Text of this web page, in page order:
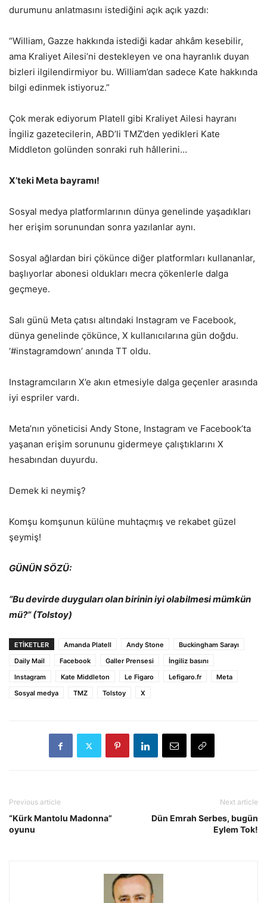
durumunu anlatmasını istediğini açık açık yazdı:
“William, Gazze hakkında istediği kadar ahkâm kesebilir,
ama Kraliyet Ailesi’ni destekleyen ve ona hayranlık duyan
bizleri ilgilendirmiyor bu. William’dan sadece Kate hakkında
bilgi edinmek istiyoruz.”
Çok merak ediyorum Platell gibi Kraliyet Ailesi hayranı
İngiliz gazetecilerin, ABD’li TMZ’den yedikleri Kate
Middleton golünden sonraki ruh hâllerini…
X’teki Meta bayramı!
Sosyal medya platformlarının dünya genelinde yaşadıkları
her erişim sorunundan sonra yazılanlar aynı.
Sosyal ağlardan biri çökünce diğer platformları kullananlar,
başlıyorlar abonesi oldukları mecra çökenlerle dalga
geçmeye.
Salı günü Meta çatısı altındaki Instagram ve Facebook,
dünya genelinde çökünce, X kullanıcılarına gün doğdu.
‘#instagramdown’ anında TT oldu.
Instagramcıların X’e akın etmesiyle dalga geçenler arasında
iyi espriler vardı.
Meta’nın yöneticisi Andy Stone, Instagram ve Facebook’ta
yaşanan erişim sorununu gidermeye çalıştıklarını X
hesabından duyurdu.
Demek ki neymiş?
Komşu komşunun külüne muhtaçmış ve rekabet güzel
şeymiş!
GÜNÜN SÖZÜ:
“Bu devirde duyguları olan birinin iyi olabilmesi mümkün
mü?” (Tolstoy)
ETİKETLER Amanda Platell Andy Stone
Buckingham Sarayı
Daily Mail
Facebook Galler Prensesi
İngiliz basını
Instagram
Kate Middleton Le Figaro Lefigaro.fr
Meta
Sosyal medya
TMZ Tolstoy X
Previous article
“Kürk Mantolu Madonna”
oyunu
Next article
Dün Emrah Serbes, bugün
Eylem Tok!